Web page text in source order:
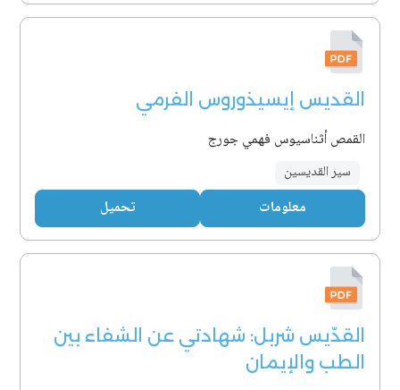
القديس إيسيذوروس الفرمي
القمص أثناسيوس فهمي جورج
سير القديسين
معلومات تحميل
القدّيس شربل: شهادتي عن الشفاء بين
الطب والإيمان